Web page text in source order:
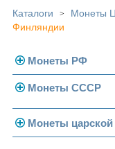
Каталоги > Монеты
Финляндии
Монеты РФ
Современная
Монеты 1991-1993
Монеты СССР
Погодовка СССР
Монеты царской